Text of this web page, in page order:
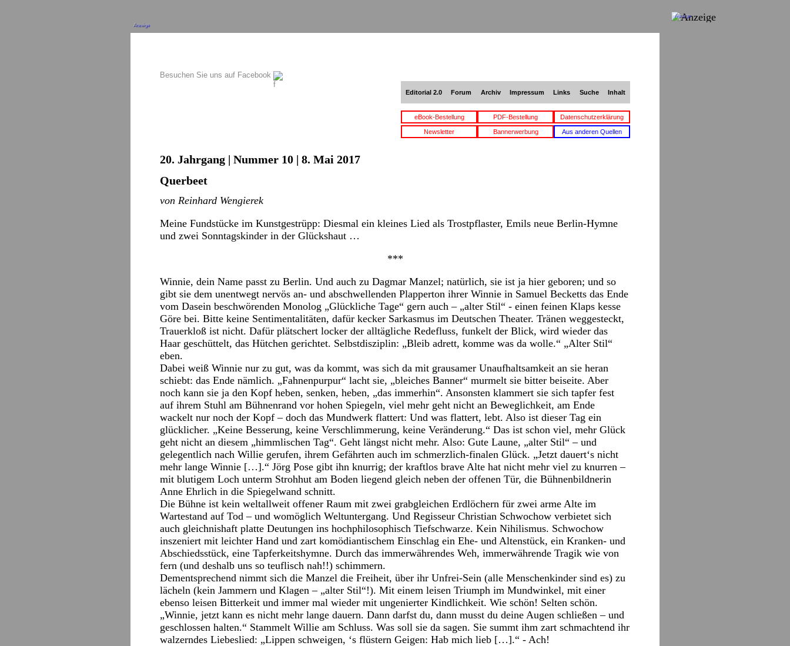
Anzeige
Besuchen Sie uns auf Facebook
Editorial 2.0 Forum Archiv Impressum Links Suche Inhalt
eBook-Bestellung PDF-Bestellung Datenschutzerklärung
Newsletter Bannerwerbung Aus anderen Quellen
20. Jahrgang | Nummer 10 | 8. Mai 2017
Querbeet
von Reinhard Wengierek
Meine Fundstücke im Kunstgestrüpp: Diesmal ein kleines Lied als Trostpflaster, Emils neue Berlin-Hymne
und zwei Sonntagskinder in der Glückshaut …
***
Winnie, dein Name passt zu Berlin. Und auch zu Dagmar Manzel; natürlich, sie ist ja hier geboren; und so
gibt sie dem unentwegt nervös an- und abschwellenden Plapperton ihrer Winnie in Samuel Becketts das Ende
vom Dasein beschwörenden Monolog „Glückliche Tage“ gern auch – „alter Stil“ ‑ einen feinen Klaps kesse
Göre bei. Bitte keine Sentimentalitäten, dafür kecker Sarkasmus im Deutschen Theater. Tränen weggesteckt,
Trauerkloß ist nicht. Dafür plätschert locker der alltägliche Redefluss, funkelt der Blick, wird wieder das
Haar geschüttelt, das Hütchen gerichtet. Selbstdisziplin: „Bleib adrett, komme was da wolle.“ „Alter Stil“
eben.
Dabei weiß Winnie nur zu gut, was da kommt, was sich da mit grausamer Unaufhaltsamkeit an sie heran
schiebt: das Ende nämlich. „Fahnenpurpur“ lacht sie, „bleiches Banner“ murmelt sie bitter beiseite. Aber
noch kann sie ja den Kopf heben, senken, heben, „das immerhin“. Ansonsten klammert sie sich tapfer fest
auf ihrem Stuhl am Bühnenrand vor hohen Spiegeln, viel mehr geht nicht an Beweglichkeit, am Ende
wackelt nur noch der Kopf – doch das Mundwerk flattert: Und was flattert, lebt. Also ist dieser Tag ein
glücklicher. „Keine Besserung, keine Verschlimmerung, keine Veränderung.“ Das ist schon viel, mehr Glück
geht nicht an diesem „himmlischen Tag“. Geht längst nicht mehr. Also: Gute Laune, „alter Stil“ – und
gelegentlich nach Willie gerufen, ihrem Gefährten auch im schmerzlich-finalen Glück. „Jetzt dauert‘s nicht
mehr lange Winnie […].“ Jörg Pose gibt ihn knurrig; der kraftlos brave Alte hat nicht mehr viel zu knurren –
mit blutigem Loch unterm Strohhut am Boden liegend gleich neben der offenen Tür, die Bühnenbildnerin
Anne Ehrlich in die Spiegelwand schnitt.
Die Bühne ist kein weltallweit offener Raum mit zwei grabgleichen Erdlöchern für zwei arme Alte im
Wartestand auf Tod – und womöglich Weltuntergang. Und Regisseur Christian Schwochow verbietet sich
auch gleichnishaft platte Deutungen ins hochphilosophisch Tiefschwarze. Kein Nihilismus. Schwochow
inszeniert mit leichter Hand und zart komödiantischem Einschlag ein Ehe- und Altenstück, ein Kranken- und
Abschiedsstück, eine Tapferkeitshymne. Durch das immerwährendes Weh, immerwährende Tragik wie von
fern (und deshalb uns so teuflisch nah!!) schimmern.
Dementsprechend nimmt sich die Manzel die Freiheit, über ihr Unfrei-Sein (alle Menschenkinder sind es) zu
lächeln (kein Jammern und Klagen – „alter Stil“!). Mit einem leisen Triumph im Mundwinkel, mit einer
ebenso leisen Bitterkeit und immer mal wieder mit ungenierter Kindlichkeit. Wie schön! Selten schön.
„Winnie, jetzt kann es nicht mehr lange dauern. Dann darfst du, dann musst du deine Augen schließen – und
geschlossen halten.“ Stammelt Willie am Schluss. Was soll sie da sagen. Sie summt ihm zart schmachtend ihr
walzerndes Liebeslied: „Lippen schweigen, ‘s flüstern Geigen: Hab mich lieb […].“ ‑ Ach!
Anzeige